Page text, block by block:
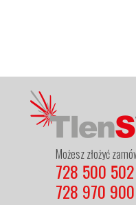
Możesz złożyć
728 500 502
728 970 900